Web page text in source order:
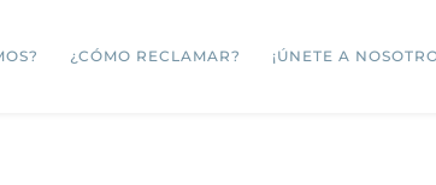
¿CÓMO RECLAMAR? ¡ÚNETE A